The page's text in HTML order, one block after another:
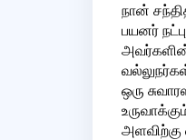
நான்
பயனர்
ஒரு
அளவிற்கு